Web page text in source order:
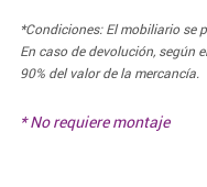
*Condiciones: El mobiliario se
En caso de devolución, según
90% del valor de la mercancía.
* No requiere montaje